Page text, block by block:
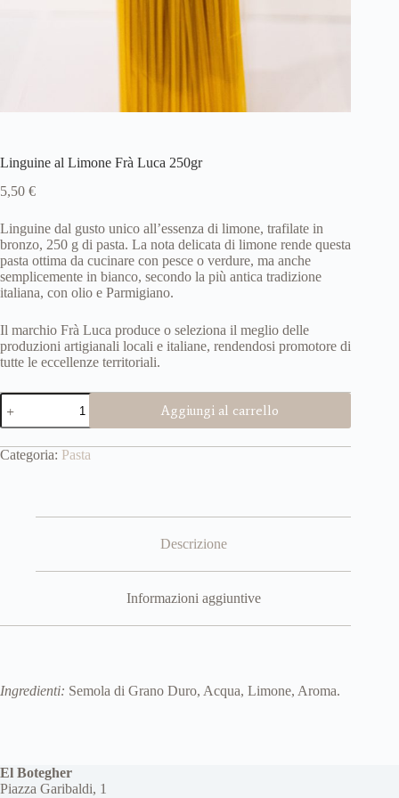
Linguine al Limone Frà Luca 250gr
5,50 €
Linguine dal gusto unico all’essenza di limone, trafilate in
bronzo, 250 g di pasta. La nota delicata di limone rende questa
pasta ottima da cucinare con pesce o verdure, ma anche
semplicemente in bianco, secondo la più antica tradizione
italiana, con olio e Parmigiano.
Il marchio Frà Luca produce o seleziona il meglio delle
produzioni artigianali locali e italiane, rendendosi promotore di
tutte le eccellenze territoriali.
Linguine
al
Limone
Frà
Luca
Aggiungi al carrello
Categoria: Pasta
Descrizione
Informazioni aggiuntive
Ingredienti: Semola di Grano Duro, Acqua, Limone, Aroma.
El Botegher
Piazza Garibaldi, 1